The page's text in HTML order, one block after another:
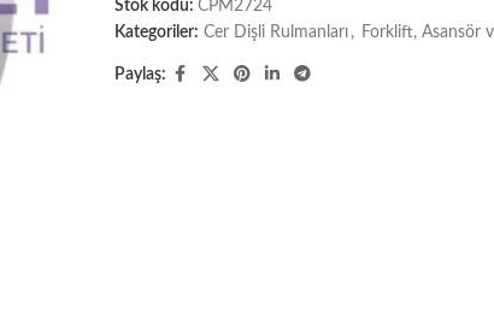
Stok kodu: CPM2724
Kategoriler: Cer Dişli Rulmanları , Forklift, Asansör
Paylaş: